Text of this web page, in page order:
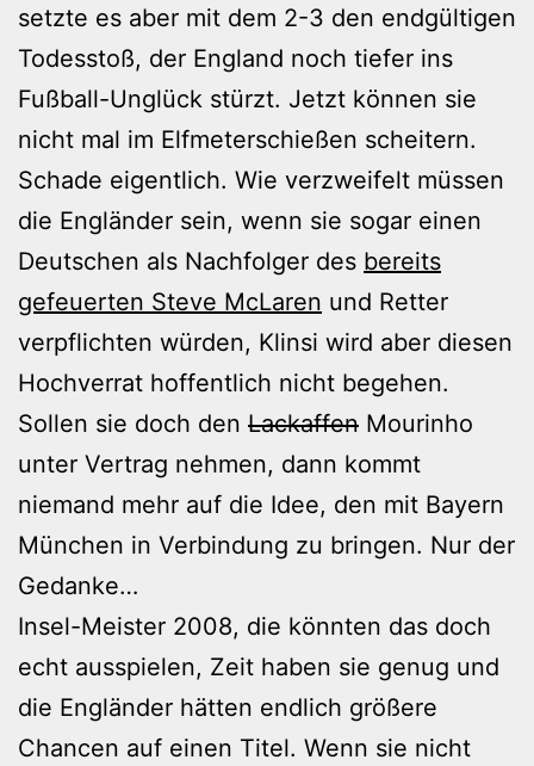
setzte es aber mit dem 2-3 den endgültigen
Todesstoß, der England noch tiefer ins
Fußball-Unglück stürzt. Jetzt können sie
nicht mal im Elfmeterschießen scheitern.
Schade eigentlich. Wie verzweifelt müssen
die Engländer sein, wenn sie sogar einen
Deutschen als Nachfolger des bereits
gefeuerten Steve McLaren und Retter
verpflichten würden, Klinsi wird aber diesen
Hochverrat hoffentlich nicht begehen.
Sollen sie doch den Lackaffen Mourinho
unter Vertrag nehmen, dann kommt
niemand mehr auf die Idee, den mit Bayern
München in Verbindung zu bringen. Nur der
Gedanke…
Insel-Meister 2008, die könnten das doch
echt ausspielen, Zeit haben sie genug und
die Engländer hätten endlich größere
Chancen auf einen Titel. Wenn sie nicht